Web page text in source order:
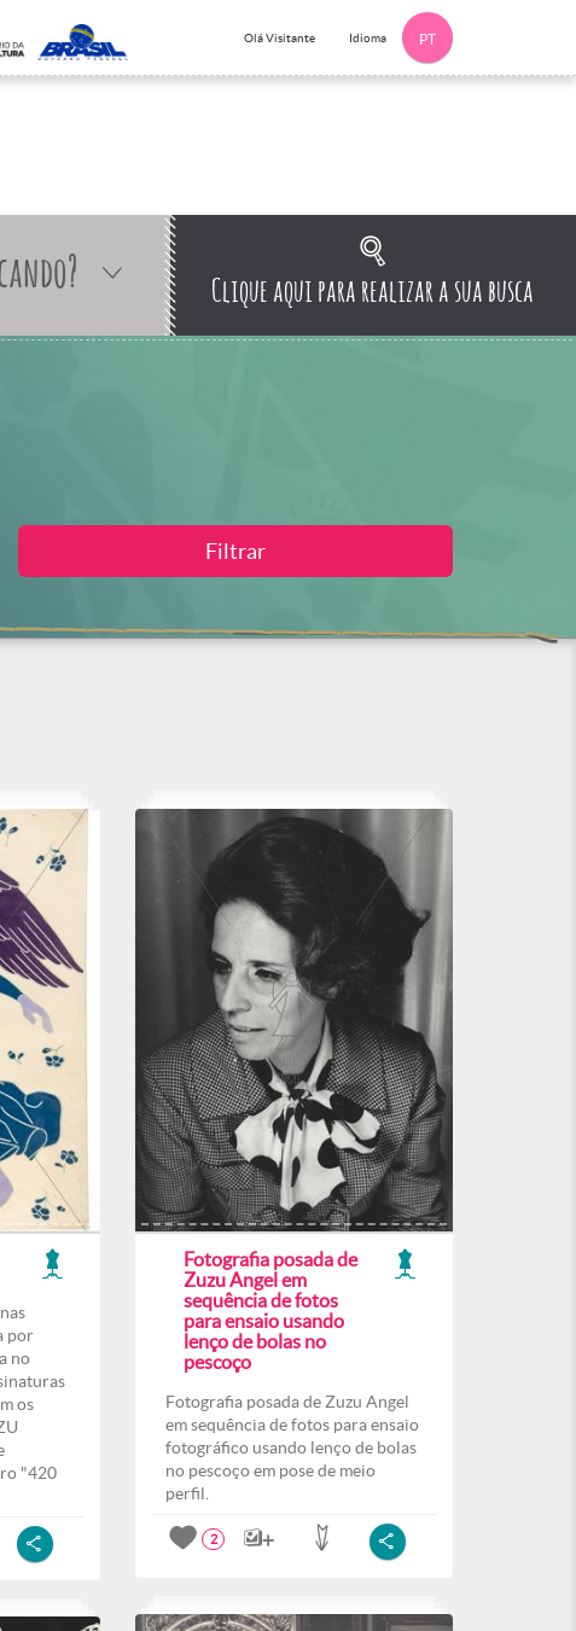
Olá Visitante Idioma PT
Clique aqui para realizar a sua busca
por
no
os
"420
Fotografia posada de
Zuzu Angel em
sequência de fotos
para ensaio usando
lenço de bolas no
pescoço
Fotografia posada de Zuzu Angel
em sequência de fotos para ensaio
fotográfico usando lenço de bolas
no pescoço em pose de meio
perfil.
2